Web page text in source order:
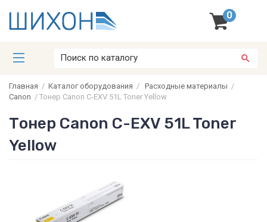
0
Главная / Каталог оборудования / Расходные материалы /
Canon / Тонер Canon C-EXV 51L Toner Yellow
Тонер Canon C-EXV 51L Toner
Yellow